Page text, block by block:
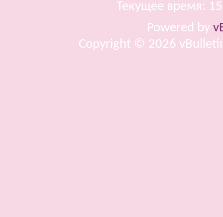
Текущее время:
Powered by
Copyright © 2026